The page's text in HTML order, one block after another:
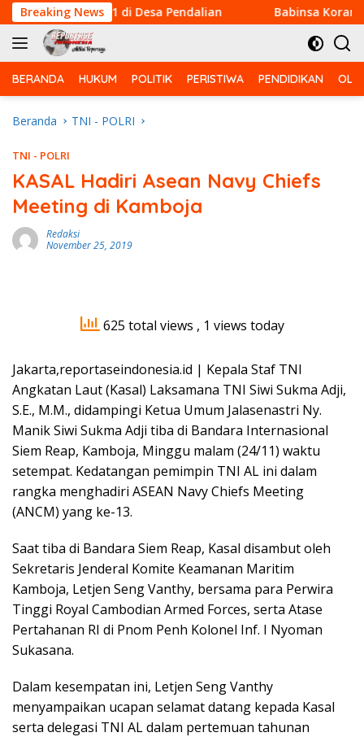
Langsung
ke
konten
Breaking News
RI Ke-81 di Desa Pendalian Babinsa Koramil 03/
BERANDA HUKUM POLITIK PERISTIWA PENDIDIKAN
Beranda TNI - POLRI
TNI - POLRI
KASAL Hadiri Asean Navy Chiefs
Meeting di Kamboja
Redaksi
November 25, 2019
625 total views , 1 views today
Jakarta,reportaseindonesia.id | Kepala Staf TNI
Angkatan Laut (Kasal) Laksamana TNI Siwi Sukma Adji,
S.E., M.M., didampingi Ketua Umum Jalasenastri Ny.
Manik Siwi Sukma Adji tiba di Bandara Internasional
Siem Reap, Kamboja, Minggu malam (24/11) waktu
setempat. Kedatangan pemimpin TNI AL ini dalam
rangka menghadiri ASEAN Navy Chiefs Meeting
(ANCM) yang ke-13.
Saat tiba di Bandara Siem Reap, Kasal disambut oleh
Sekretaris Jenderal Komite Keamanan Maritim
Kamboja, Letjen Seng Vanthy, bersama para Perwira
Tinggi Royal Cambodian Armed Forces, serta Atase
Pertahanan RI di Pnom Penh Kolonel Inf. I Nyoman
Sukasana.
Dalam kesempatan ini, Letjen Seng Vanthy
menyampaikan ucapan selamat datang kepada Kasal
serta delegasi TNI AL dalam pertemuan tahunan